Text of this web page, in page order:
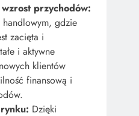
przychodów:
gdzie
zacięta i
i aktywne
klientów
finansową i
Dzięki